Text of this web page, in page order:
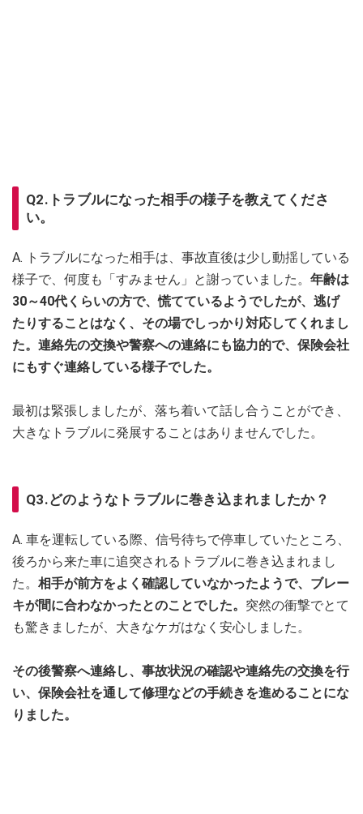
Q2.トラブルになった相手の様子を教えてくださ
い。
A. トラブルになった相手は、事故直後は少し動揺している
様子で、何度も「すみません」と謝っていました。 年齢は
30～40代くらいの方で、慌てているようでしたが、逃げ
たりすることはなく、その場でしっかり対応してくれまし
た。連絡先の交換や警察への連絡にも協力的で、保険会社
にもすぐ連絡している様子でした。
最初は緊張しましたが、落ち着いて話し合うことができ、
大きなトラブルに発展することはありませんでした。
Q3.どのようなトラブルに巻き込まれましたか？
A. 車を運転している際、信号待ちで停車していたところ、
後ろから来た車に追突されるトラブルに巻き込まれまし
た。 相手が前方をよく確認していなかったようで、ブレー
キが間に合わなかったとのことでした。 突然の衝撃でとて
も驚きましたが、大きなケガはなく安心しました。
その後警察へ連絡し、事故状況の確認や連絡先の交換を行
い、保険会社を通して修理などの手続きを進めることにな
りました。